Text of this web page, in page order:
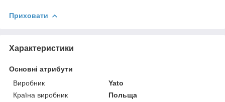
Приховати
Характеристики
Основні атрибути
Виробник
Yato
Країна виробник
Польща